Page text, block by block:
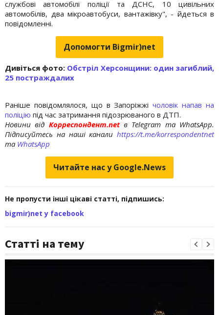
службові автомобілі поліції та ДСНС, 10 цивільних
автомобілів, два мікроавтобуси, вантажівку", - йдеться в
повідомленні.
Допомогти Bigmir)net
Дивіться фото: Обстріл Херсонщини: один загиблий,
25 постраждалих
Раніше повідомлялося, що в Запоріжжічоловік напав на
поліцію під час затримання підозрюваного в ДТП.
Новини від Корреспондент.netв Telegram та WhatsApp.
Підписуйтесь на наші канали https://t.me/korrespondentnet
та WhatsApp
Читайте нас у Google.News
Не пропусти інші цікаві статті, підпишись:
bigmir)net у facebook
Статті на тему